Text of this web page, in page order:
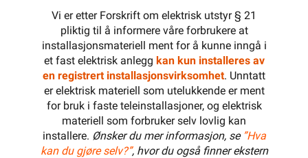
Vi er etter Forskrift om elektrisk utstyr § 21
pliktig til å informere våre forbrukere at
installasjonsmateriell ment for å kunne inngå i
et fast elektrisk anlegg kan kun installeres av
en registrert installasjonsvirksomhet. Unntatt
er elektrisk materiell som utelukkende er ment
for bruk i faste teleinstallasjoner, og elektrisk
materiell som forbruker selv lovlig kan
installere. Ønsker du mer informasjon, se ”Hva
kan du gjøre selv?”, hvor du også finner ekstern